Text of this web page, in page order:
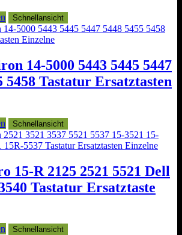
Schnellansicht
14-5000 5443 5445 5447
5458 Tastatur Ersatztasten
Schnellansicht
15-R 2125 2521 5521 Dell
Tastatur Ersatztaste
Schnellansicht